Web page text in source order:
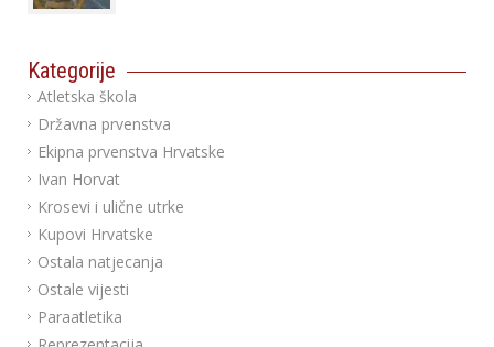
Kategorije
Atletska škola
Državna prvenstva
Ekipna prvenstva Hrvatske
Ivan Horvat
Krosevi i ulične utrke
Kupovi Hrvatske
Ostala natjecanja
Ostale vijesti
Paraatletika